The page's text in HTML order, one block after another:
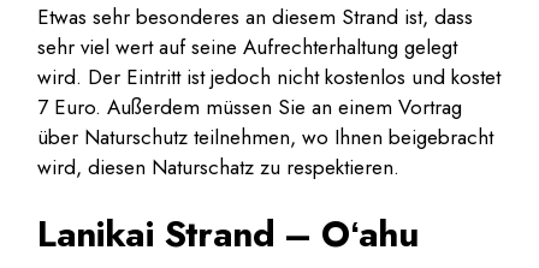
Etwas sehr besonderes an diesem Strand ist, dass
sehr viel wert auf seine Aufrechterhaltung gelegt
wird. Der Eintritt ist jedoch nicht kostenlos und kostet
7 Euro. Außerdem müssen Sie an einem Vortrag
über Naturschutz teilnehmen, wo Ihnen beigebracht
wird, diesen Naturschatz zu respektieren.
Lanikai Strand – Oʻahu